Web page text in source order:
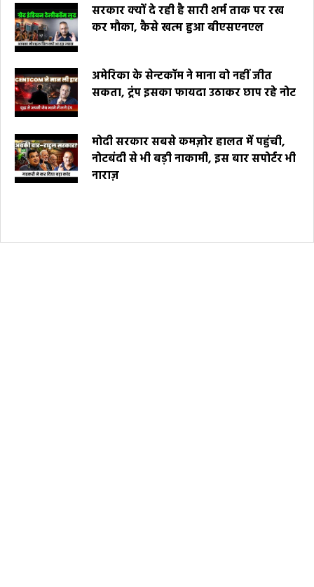
सरकार क्यों दे रही है सारी शर्म ताक पर रख
कर मौका, कैसे खत्म हुआ बीएसएनएल
अमेरिका के सेन्टकॉम ने माना वो नहीं जीत
सकता, ट्रंप इसका फायदा उठाकर छाप रहे नोट
मोदी सरकार सबसे कमज़ोर हालत में पहुंची,
नोटबंदी से भी बड़ी नाकामी, इस बार सपोर्टर भी
नाराज़